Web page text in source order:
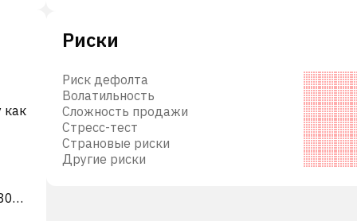
как
Риски
Риск дефолта
Волатильность
Сложность продажи
Стресс-тест
Страновые риски
Другие риски